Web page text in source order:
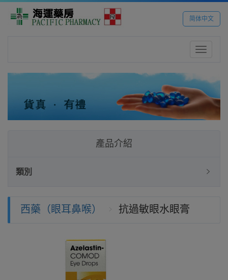
简体中文
Toggle
產品介紹
類別
西藥（眼耳鼻喉） 抗過敏眼水眼膏